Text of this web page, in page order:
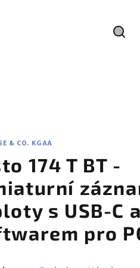
& CO. KGAA
174 T BT -
s USB-C a
pro